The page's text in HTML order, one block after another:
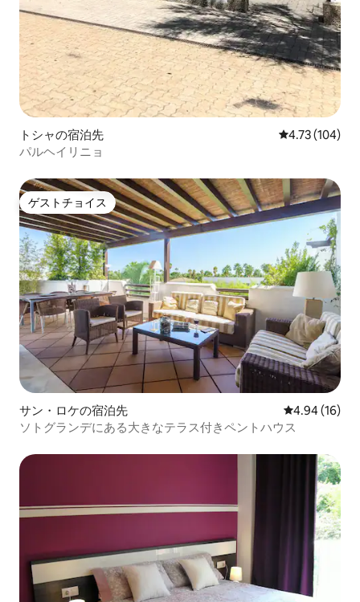
トシャの宿泊先 レビュー104
4.73 (104)
パルヘイリニョ
ゲストチョイス
ゲストチョイス
サン・ロケの宿泊先 レビュー16
4.94 (16)
ソトグランデにある大きなテラス付きペントハウス